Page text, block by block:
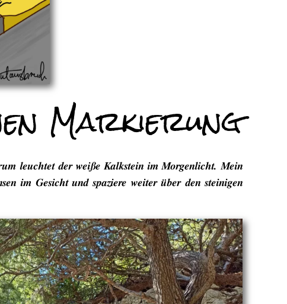
Markierung
leuchtet der weiße Kalkstein im Morgenlicht. Mein
im Gesicht und spaziere weiter über den steinigen